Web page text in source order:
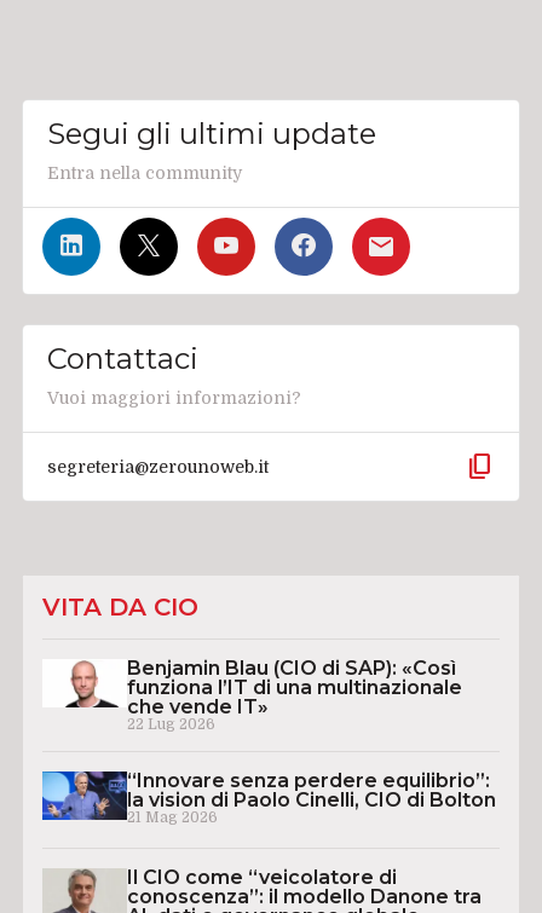
Segui gli ultimi update
Entra nella community
Contattaci
Vuoi maggiori informazioni?
segreteria@zerounoweb.it content_copy
VITA DA CIO
Benjamin Blau (CIO di SAP): «Così
funziona l’IT di una multinazionale
che vende IT»
22 Lug 2026
“Innovare senza perdere equilibrio”:
la vision di Paolo Cinelli, CIO di Bolton
21 Mag 2026
Il CIO come “veicolatore di
conoscenza”: il modello Danone tra